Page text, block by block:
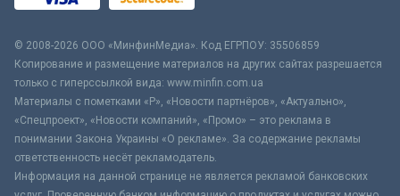
© 2008-2026 ООО «МинфинМедиа». Код ЕГРПОУ: 35506859
Копирование и размещение материалов на других сайтах разрешается
только с гиперссылкой вида: www.minfin.com.ua
Материалы с пометками «Р», «Новости партнёров», «Актуально»,
«Спецпроект», «Новости компаний», «Промо» – это реклама в
понимании Закона Украины «О рекламе». За содержание рекламы
ответственность несёт рекламодатель.
Информация на данной странице не является рекламой банковских